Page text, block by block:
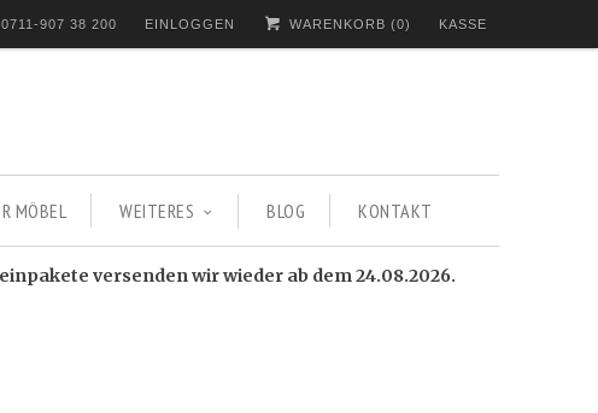
907 38 200 EINLOGGEN WARENKORB (0) KASSE
MÖBEL WEITERES BLOG KONTAKT
versenden wir wieder ab dem 24.08.2026.